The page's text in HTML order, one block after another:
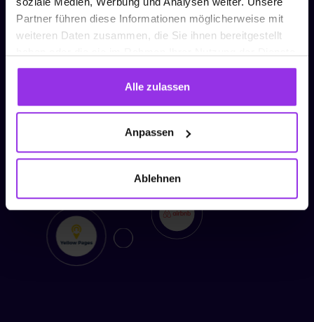
Partner führen diese Informationen möglicherweise mit
weiteren Daten zusammen, die Sie ihnen bereitgestellt
gesammelt haben.
Alle zulassen
Anpassen
Ablehnen